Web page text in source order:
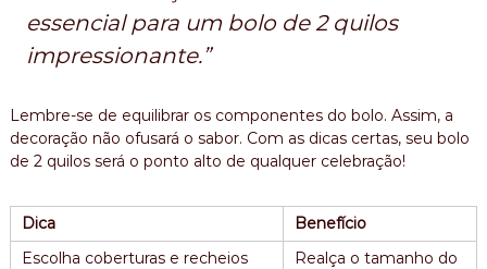
essencial para um bolo de 2 quilos
impressionante.”
Lembre-se de equilibrar os componentes do bolo. Assim, a
decoração não ofusará o sabor. Com as dicas certas, seu bolo
de 2 quilos será o ponto alto de qualquer celebração!
Dica
Benefício
Escolha coberturas e recheios
Realça o tamanho do